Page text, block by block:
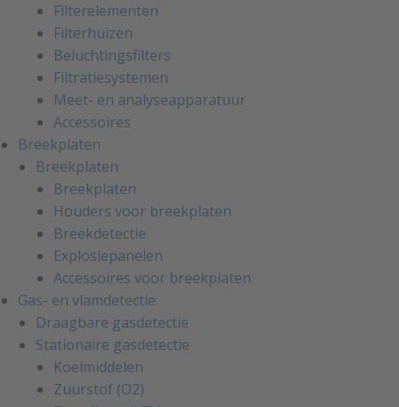
Filterelementen
Filterhuizen
Beluchtingsfilters
Filtratiesystemen
Meet- en analyseapparatuur
Accessoires
Breekplaten
Breekplaten
Breekplaten
Houders voor breekplaten
Breekdetectie
Explosiepanelen
Accessoires voor breekplaten
Gas- en vlamdetectie
Draagbare gasdetectie
Stationaire gasdetectie
Koelmiddelen
Zuurstof (O2)